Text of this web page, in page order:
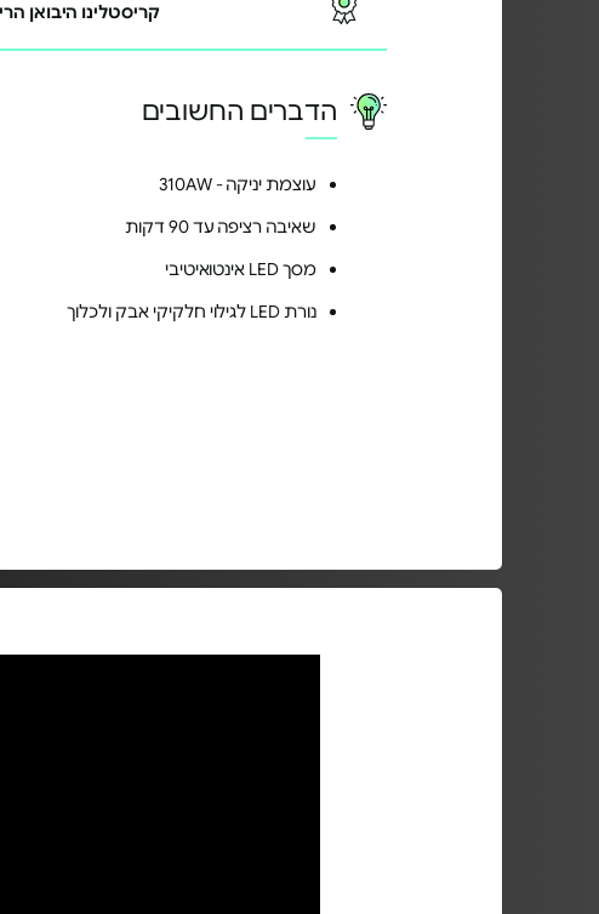
קריסטלינו היבואן
הדברים החשובים
עוצמת יניקה - 310AW
שאיבה רציפה עד 90 דקות
מסך LED אינטואיטיבי
נורת LED לגילוי חלקיקי אבק ולכלוך